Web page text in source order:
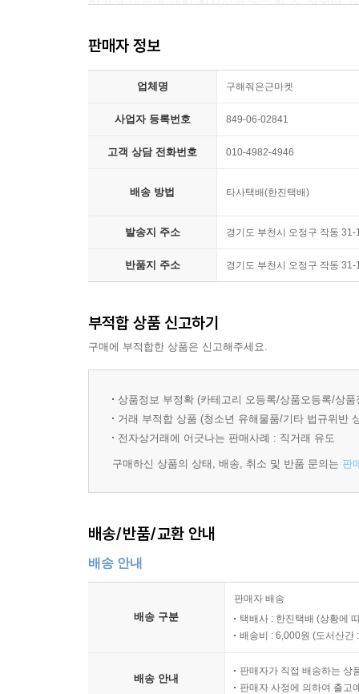
가할 수 있다. 특히 상대방이 소심하거나 학식이
어갈 수 있다.
로만 신봉하는 자들의 행동, 아울러 상대방 자신
서 좋은 것은 아니다. 상대방이 이렇게 불같이 화
상대의 화를 불러일으킨 논거로 상대를 더 몰아
--- p.99
이때 청중들은 대부분 순수하게 자력으로 확신했
통해서도 대부분 부조리하게 보이기 때문이다. 이
요령을 “나무를 뿌리째 뽑는다”라고 표현할 수 있
홉스는 『시민론』의 제1장에서 이렇게 밝힌다.
다(바로 여기서 “명예가 생명보다 중요하다”라는
들을 비교하는 데서 이루어진다. 대개는 정신력,
“아무나와 논쟁하지 마라. 자신이 알고 있는 것
수 있을 만큼 분별력을 지닌 사람과 논쟁하라. 끝
꺼이 귀를 기울일 줄 아는 사람, 또 진실이 상대방
논쟁은 각 개인의 머리, 즉 생각들이 충돌하는 것
인간의 태도에 대한 학설이라고도 할 수 있겠다.
것이다.
판매자 정보
업체명 구해줘은근마켓
사업자 등록번호 849-06-02841
고객 상담 전화번호 010-4982-4946
배송 방법 타사택배(한진택배)
발송지 주소 경기도 부천시 오정구 작동
반품지 주소 경기도 부천시 오정구 작동
부적합 상품 신고하기
구매에 부적합한 상품은 신고해주세요.
상품정보 부정확 (카테고리 오등록/상품오등록/상
거래 부적합 상품 (청소년 유해물품/기타 법규위반
전자상거래에 어긋나는 판매사례 : 직거래 유도
구매하신 상품의 상태, 배송, 취소 및 반품 문의는 판
배송/반품/교환 안내
배송 안내
배송 구분
판매자 배송
택배사 : 한진택배 (상황에
배송비 : 6,000원 (도서산간
배송 안내
판매자가 직접 배송하는 상
판매자 사정에 의하여 출고